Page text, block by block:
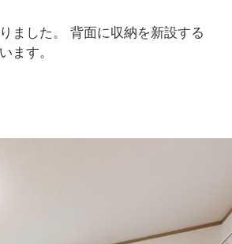
ました。 背面に収納を新設する
ます。